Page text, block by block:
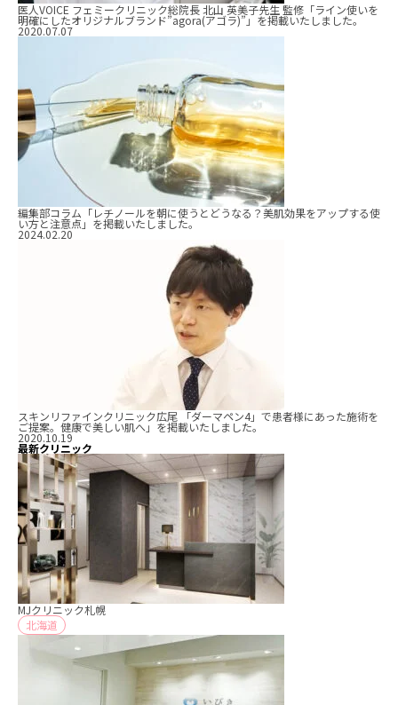
医人VOICE フェミークリニック総院長 北山 英美子先生 監修「ライン使いを
明確にしたオリジナルブランド”agora(アゴラ)”」を掲載いたしました。
2020.07.07
編集部コラム「レチノールを朝に使うとどうなる？美肌効果をアップする使
い方と注意点」を掲載いたしました。
2024.02.20
スキンリファインクリニック広尾 「ダーマペン4」で患者様にあった施術を
ご提案。健康で美しい肌へ」を掲載いたしました。
2020.10.19
最新クリニック
MJクリニック札幌
北海道